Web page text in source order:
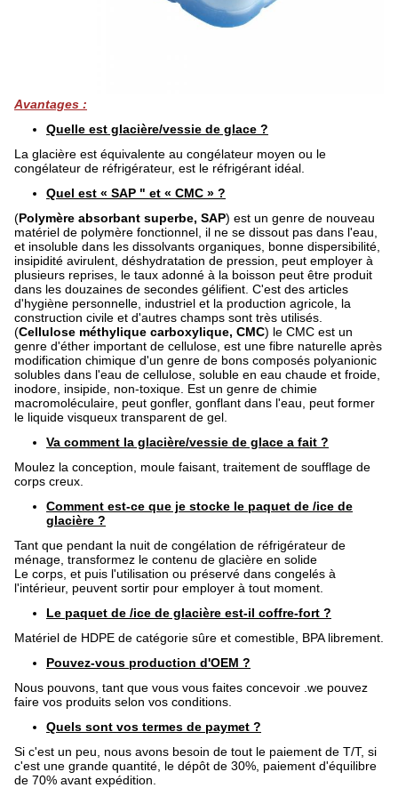
Avantages :
Quelle est glacière/vessie de glace ?
La glacière est équivalente au congélateur moyen ou le
congélateur de réfrigérateur, est le réfrigérant idéal.
Quel est « SAP " et « CMC » ?
(Polymère absorbant superbe, SAP) est un genre de nouveau
matériel de polymère fonctionnel, il ne se dissout pas dans l'eau,
et insoluble dans les dissolvants organiques, bonne dispersibilité,
insipidité avirulent, déshydratation de pression, peut employer à
plusieurs reprises, le taux adonné à la boisson peut être produit
dans les douzaines de secondes gélifient. C'est des articles
d'hygiène personnelle, industriel et la production agricole, la
construction civile et d'autres champs sont très utilisés.
(Cellulose méthylique carboxylique, CMC) le CMC est un
genre d'éther important de cellulose, est une fibre naturelle après
modification chimique d'un genre de bons composés polyanionic
solubles dans l'eau de cellulose, soluble en eau chaude et froide,
inodore, insipide, non-toxique. Est un genre de chimie
macromoléculaire, peut gonfler, gonflant dans l'eau, peut former
le liquide visqueux transparent de gel.
Va comment la glacière/vessie de glace a fait ?
Moulez la conception, moule faisant, traitement de soufflage de
corps creux.
Comment est-ce que je stocke le paquet de /ice de
glacière ?
Tant que pendant la nuit de congélation de réfrigérateur de
ménage, transformez le contenu de glacière en solide
Le corps, et puis l'utilisation ou préservé dans congelés à
l'intérieur, peuvent sortir pour employer à tout moment.
Le paquet de /ice de glacière est-il coffre-fort ?
Matériel de HDPE de catégorie sûre et comestible, BPA librement.
Pouvez-vous production d'OEM ?
Nous pouvons, tant que vous vous faites concevoir .we pouvez
faire vos produits selon vos conditions.
Quels sont vos termes de paymet ?
Si c'est un peu, nous avons besoin de tout le paiement de T/T, si
c'est une grande quantité, le dépôt de 30%, paiement d'équilibre
de 70% avant expédition.